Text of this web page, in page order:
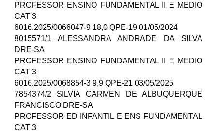
PROFESSOR ENSINO FUNDAMENTAL II E MEDIO
CAT 3
6016.2025/0066047-9 18,0 QPE-19 01/05/2024
8015571/1 ALESSANDRA ANDRADE DA SILVA
DRE-SA
PROFESSOR ENSINO FUNDAMENTAL II E MEDIO
CAT 3
6016.2025/0068854-3 9,9 QPE-21 03/05/2025
7854374/2 SILVIA CARMEN DE ALBUQUERQUE
FRANCISCO DRE-SA
PROFESSOR ED INFANTIL E ENS FUNDAMENTAL
CAT 3